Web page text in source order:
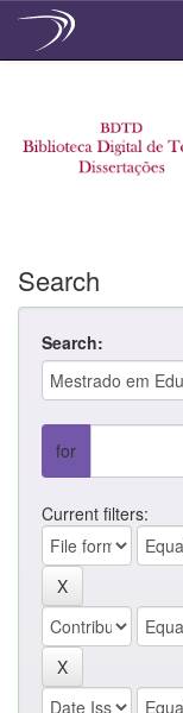
Search
Search:
for
Current filters: